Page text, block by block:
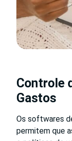
Controle
Gastos
Os softwares
permitem que